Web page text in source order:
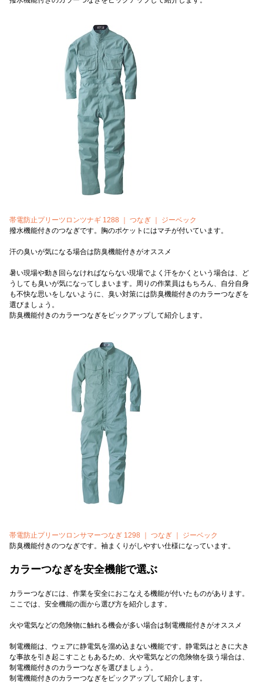
帯電防止プリーツロンツナギ 1288 ｜ つなぎ ｜ ジーベック
撥水機能付きのつなぎです。胸のポケットにはマチが付いています。
汗の臭いが気になる場合は防臭機能付きがオススメ
暑い現場や動き回らなければならない現場でよく汗をかくという場合は、ど
うしても臭いが気になってしまいます。周りの作業員はもちろん、自分自身
も不快な思いをしないように、臭い対策には防臭機能付きのカラーつなぎを
選びましょう。
防臭機能付きのカラーつなぎをピックアップして紹介します。
帯電防止プリーツロンサマーつなぎ 1298 ｜ つなぎ ｜ ジーベック
防臭機能付きのつなぎです。袖まくりがしやすい仕様になっています。
カラーつなぎを安全機能で選ぶ
カラーつなぎには、作業を安全におこなえる機能が付いたものがあります。
ここでは、安全機能の面から選び方を紹介します。
火や電気などの危険物に触れる機会が多い場合は制電機能付きがオススメ
制電機能は、ウェアに静電気を溜め込まない機能です。静電気はときに大き
な事故を引き起こすこともあるため、火や電気などの危険物を扱う場合は、
制電機能付きのカラーつなぎを選びましょう。
制電機能付きのカラーつなぎをピックアップして紹介します。